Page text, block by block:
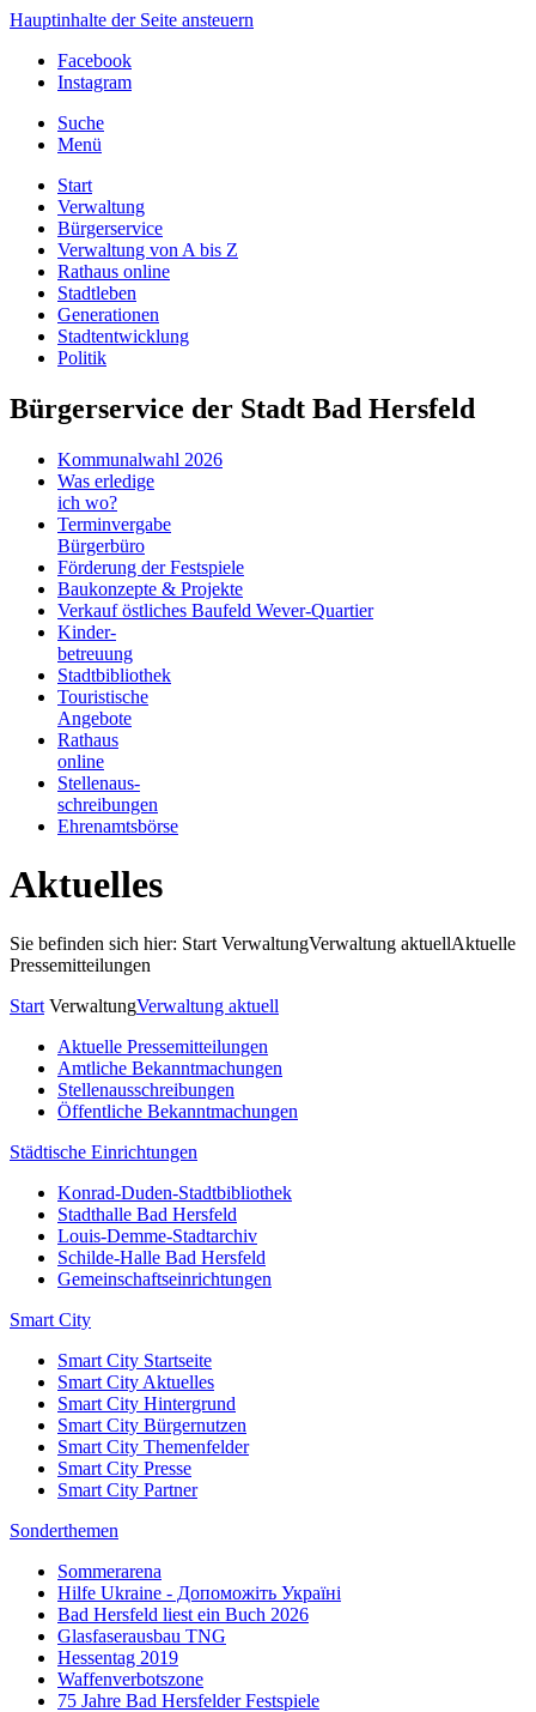
Hauptinhalte der Seite ansteuern
Facebook
Instagram
Suche
Menü
Start
Verwaltung
Bürgerservice
Verwaltung von A bis Z
Rathaus online
Stadtleben
Generationen
Stadtentwicklung
Politik
Bürgerservice der Stadt Bad Hersfeld
Kommunalwahl 2026
Was erledige
ich wo?
Terminvergabe
Bürgerbüro
Förderung der Festspiele
Baukonzepte & Projekte
Verkauf östliches Baufeld Wever-Quartier
Kinder-
betreuung
Stadtbibliothek
Touristische
Angebote
Rathaus
online
Stellenaus-
schreibungen
Ehrenamtsbörse
Aktuelles
Sie befinden sich hier: Start VerwaltungVerwaltung aktuellAktuelle
Pressemitteilungen
Start VerwaltungVerwaltung aktuell
Aktuelle Pressemitteilungen
Amtliche Bekanntmachungen
Stellenausschreibungen
Öffentliche Bekanntmachungen
Städtische Einrichtungen
Konrad-Duden-Stadtbibliothek
Stadthalle Bad Hersfeld
Louis-Demme-Stadtarchiv
Schilde-Halle Bad Hersfeld
Gemeinschaftseinrichtungen
Smart City
Smart City Startseite
Smart City Aktuelles
Smart City Hintergrund
Smart City Bürgernutzen
Smart City Themenfelder
Smart City Presse
Smart City Partner
Sonderthemen
Sommerarena
Hilfe Ukraine - Допоможіть Україні
Bad Hersfeld liest ein Buch 2026
Glasfaserausbau TNG
Hessentag 2019
Waffenverbotszone
75 Jahre Bad Hersfelder Festspiele